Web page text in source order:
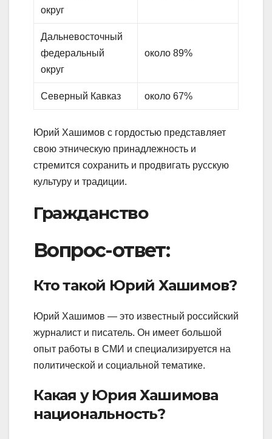
округ
Дальневосточный
федеральный
округ
около 89%
Северный Кавказ около 67%
Юрий Хашимов с гордостью представляет
свою этническую принадлежность и
стремится сохранить и продвигать русскую
культуру и традиции.
Гражданство
Вопрос-ответ:
Кто такой Юрий Хашимов?
Юрий Хашимов — это известный российский
журналист и писатель. Он имеет большой
опыт работы в СМИ и специализируется на
политической и социальной тематике.
Какая у Юрия Хашимова
национальность?